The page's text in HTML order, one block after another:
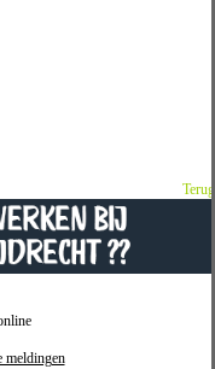
meldingen
Terug